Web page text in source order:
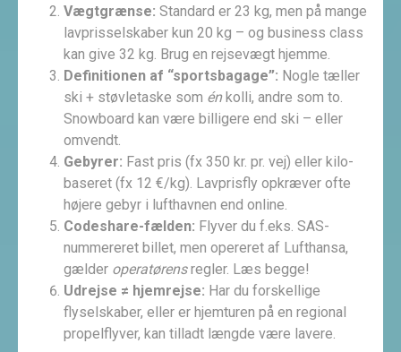
Vægtgrænse: Standard er 23 kg, men på mange
lavprisselskaber kun 20 kg – og business class
kan give 32 kg. Brug en rejsevægt hjemme.
Definitionen af “sportsbagage”: Nogle tæller
ski + støvletaske som énkolli, andre som to.
Snowboard kan være billigere end ski – eller
omvendt.
Gebyrer: Fast pris (fx 350 kr. pr. vej) eller kilo-
baseret (fx 12 €/kg). Lavprisfly opkræver ofte
højere gebyr i lufthavnen end online.
Codeshare-fælden: Flyver du f.eks. SAS-
nummereret billet, men opereret af Lufthansa,
gælder operatørensregler. Læs begge!
Udrejse ≠ hjemrejse: Har du forskellige
flyselskaber, eller er hjemturen på en regional
propelflyver, kan tilladt længde være lavere.